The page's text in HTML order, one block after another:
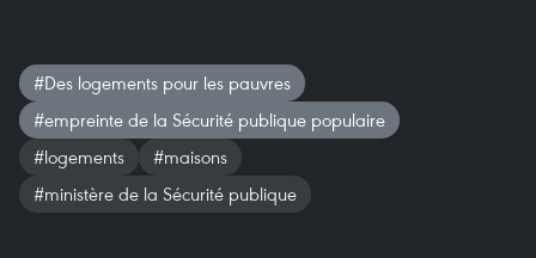
#Des logements pour les pauvres
#empreinte de la Sécurité publique populaire
#logements
#maisons
#ministère de la Sécurité publique